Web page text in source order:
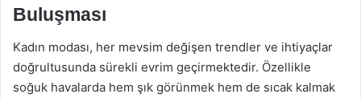
Buluşması
Kadın modası, her mevsim değişen trendler ve ihtiyaçlar
doğrultusunda sürekli evrim geçirmektedir. Özellikle
soğuk havalarda hem şık görünmek hem de sıcak kalmak